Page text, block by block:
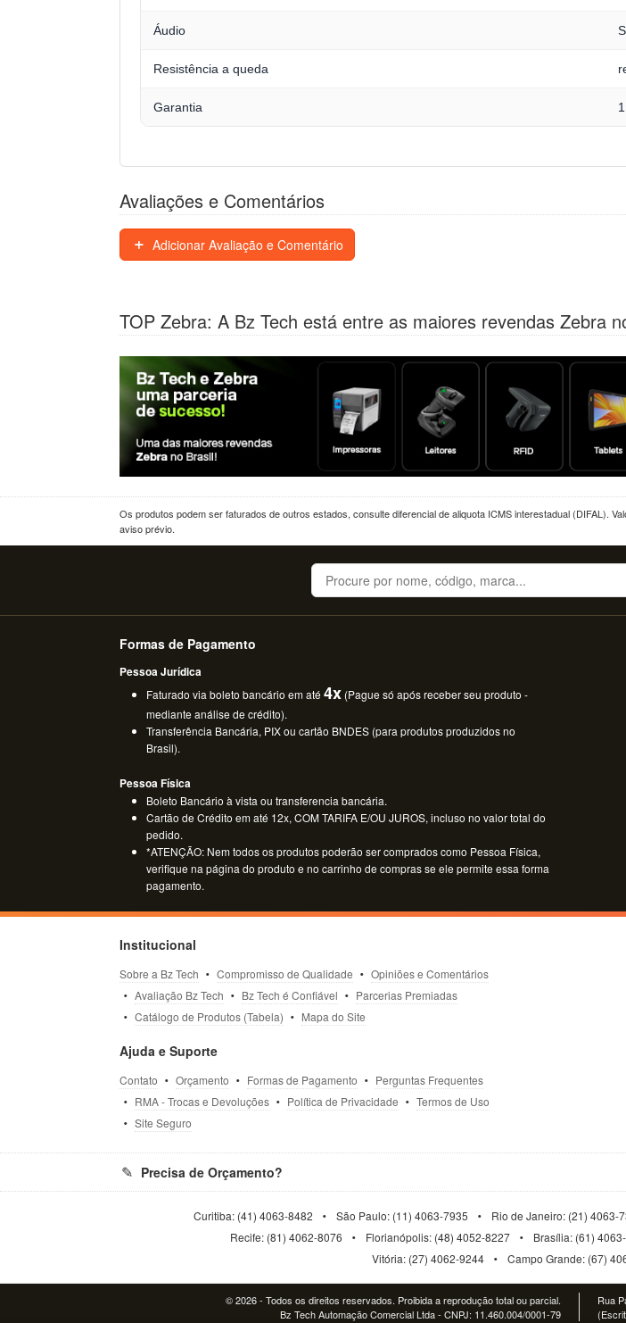
Áudio
Resistência a queda
Garantia
Avaliações e Comentários
Adicionar Avaliação e Comentário
TOP Zebra: A Bz Tech está entre as maiores revendas Zebra
Os produtos podem ser faturados de outros estados, consulte diferencial de aliquota ICMS interestadual (DIFAL).
aviso prévio.
Buscar
Formas de Pagamento
Pessoa Jurídica
Faturado via boleto bancário em até4x (Pague só após receber seu produto -
mediante análise de crédito).
Transferência Bancária, PIX ou cartão BNDES (para produtos produzidos no
Brasil).
Pessoa Física
Boleto Bancário à vista ou transferencia bancária.
Cartão de Crédito em até 12x, COM TARIFA E/OU JUROS, incluso no valor total do
pedido.
*ATENÇÃO: Nem todos os produtos poderão ser comprados como Pessoa Física,
verifique na página do produto e no carrinho de compras se ele permite essa forma
pagamento.
Institucional
Sobre a Bz Tech Compromisso de Qualidade
Opiniões e Comentários
Avaliação Bz Tech
Bz Tech é Confiável
Parcerias Premiadas
Catálogo de Produtos (Tabela)
Mapa do Site
Ajuda e Suporte
Contato Orçamento Formas de Pagamento
Perguntas Frequentes
RMA - Trocas e Devoluções
Política de Privacidade
Termos de Uso
Site Seguro
Precisa de Orçamento?
Curitiba: (41) 4063-8482 São Paulo: (11) 4063-7935 Rio de Janeiro: (21) 4063-
Recife: (81) 4062-8076
Florianópolis: (48) 4052-8227 Brasília: (61)
Vitória: (27) 4062-9244
Campo Grande: (67)
© 2026 - Todos os direitos reservados. Proibida a reprodução total ou parcial.
Bz Tech Automação Comercial Ltda - CNPJ: 11.460.004/0001-79
Rua